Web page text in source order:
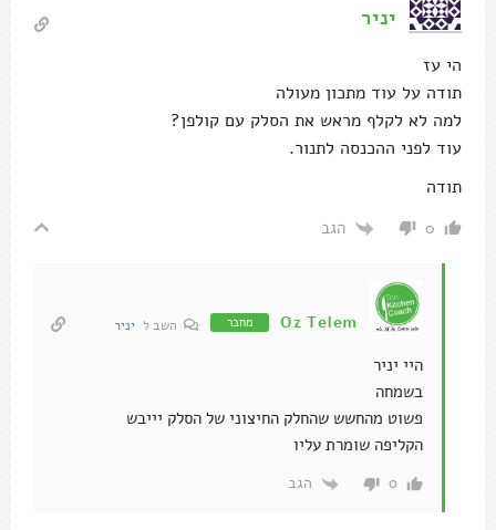
יניר
הי עז
תודה על עוד מתכון מעולה
למה לא לקלף מראש את הסלק עם קולפן?
עוד לפני ההכנסה לתנור.
תודה
0 הגב
Oz Telem מחבר השב ל יניר
היי יניר
בשמחה
פשוט מהחשש שהחלק החיצוני של הסלק יייבש
הקליפה שומרת עליו
0 הגב